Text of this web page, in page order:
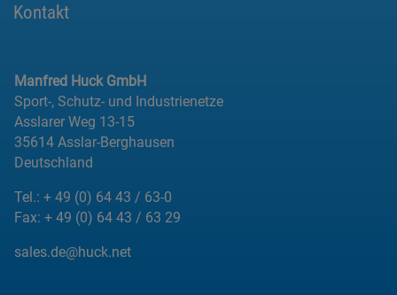
Kontakt
Manfred Huck GmbH
Sport-, Schutz- und Industrienetze
Asslarer Weg 13-15
35614 Asslar-Berghausen
Deutschland
Tel.: + 49 (0) 64 43 / 63-0
Fax: + 49 (0) 64 43 / 63 29
sales.de@huck.net